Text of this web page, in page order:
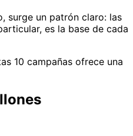
surge un patrón claro: las
es la base de cada
10 campañas ofrece una